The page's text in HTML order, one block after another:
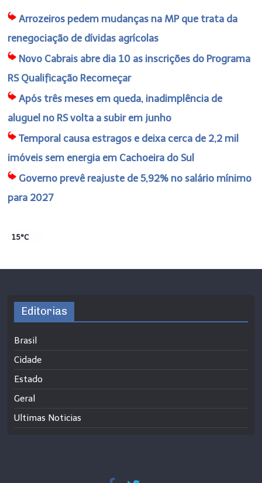
Arrozeiros pedem mudanças na MP que trata da
renegociação de dívidas agrícolas
Novo Cabrais abre dia 10 as inscrições do Programa
RS Qualificação Recomeçar
Após três meses em queda, inadimplência de
aluguel no RS volta a subir em junho
Temporal causa estragos e deixa cerca de 2,2 mil
imóveis sem energia em Cachoeira do Sul
Governo prevê reajuste de 5,92% no salário mínimo
para 2027
15°C
Editorias
Brasil
Cidade
Estado
Geral
Ultimas Noticias